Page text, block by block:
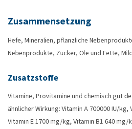
Zusammensetzung
Hefe, Mineralien, pflanzliche
Nebenprodukte, Zucker, Öle und Fette,
Zusatzstoffe
Vitamine, Provitamine und chemisch gut
ähnlicher Wirkung: Vitamin A 700000 IU/kg,
Vitamin E 1700 mg/kg, Vitamin B1 640